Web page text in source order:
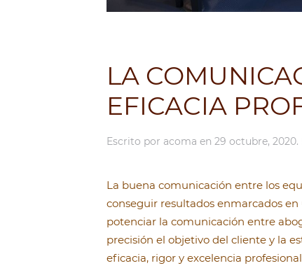
LA
EFICACIA
Escrito por acoma en 29 octubre, 2020.
La buena comunicación entre los
conseguir resultados enmarcados
potenciar la comunicación entre
precisión el objetivo del cliente y la
eficacia, rigor y excelencia